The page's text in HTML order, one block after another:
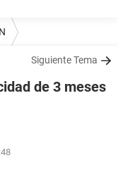
Siguiente Tema
de 3 meses